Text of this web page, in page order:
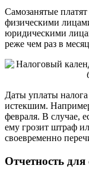
Самозанятые
физическими
юридическими
реже чем раз в
Даты уплаты
истекшим.
февраля. В случае,
ему грозит штраф
своевременно
Отчетность